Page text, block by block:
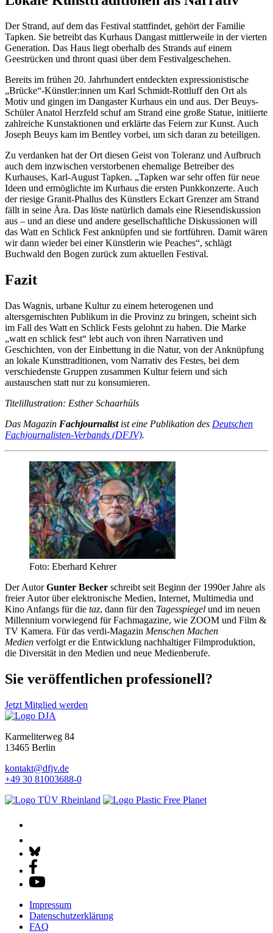
Der Strand, auf dem das Festival stattfindet, gehört der Familie
Tapken. Sie betreibt das Kurhaus Dangast mittlerweile in der vierten
Generation. Das Haus liegt oberhalb des Strands auf einem
Geestrücken und thront quasi über dem Festivalgeschehen.
Bereits im frühen 20. Jahrhundert entdeckten expressionistische
„Brücke“-Künstler:innen um Karl Schmidt-Rottluff den Ort als
Motiv und gingen im Dangaster Kurhaus ein und aus. Der Beuys-
Schüler Anatol Herzfeld schuf am Strand eine große Statue, initiierte
zahlreiche Kunstaktionen und erklärte das Feiern zur Kunst. Auch
Joseph Beuys kam im Bentley vorbei, um sich daran zu beteiligen.
Zu verdanken hat der Ort diesen Geist von Toleranz und Aufbruch
auch dem inzwischen verstorbenen ehemalige Betreiber des
Kurhauses, Karl-August Tapken. „Tapken war sehr offen für neue
Ideen und ermöglichte im Kurhaus die ersten Punkkonzerte. Auch
der riesige Granit-Phallus des Künstlers Eckart Grenzer am Strand
fällt in seine Ära. Das löste natürlich damals eine Riesendiskussion
aus – und an diese und andere gesellschaftliche Diskussionen will
das Watt en Schlick Fest anknüpfen und sie fortführen. Damit wären
wir dann wieder bei einer Künstlerin wie Peaches“, schlägt
Buchwald den Bogen zurück zum aktuellen Festival.
Fazit
Das Wagnis, urbane Kultur zu einem heterogenen und
altersgemischten Publikum in die Provinz zu bringen, scheint sich
im Fall des Watt en Schlick Fests gelohnt zu haben. Die Marke
„watt en schlick fest“ lebt auch von ihren Narrativen und
Geschichten, von der Einbettung in die Natur, von der Anknüpfung
an lokale Kunsttraditionen, vom Narrativ des Festes, bei dem
verschiedenste Gruppen zusammen Kultur feiern und sich
austauschen statt nur zu konsumieren.
Titelillustration: Esther Schaarhüls
Das Magazin Fachjournalistist eine Publikation des Deutschen
Fachjournalisten-Verbands (DFJV).
Foto: Eberhard Kehrer
Der AutorGunter Becker schreibt seit Beginn der 1990er Jahre als
freier Autor über elektronische Medien, Internet, Multimedia und
Kino Anfangs für die taz, dann für den Tagesspiegel und im neuen
Millennium vorwiegend für Fachmagazine, wie ZOOM und Film &
TV Kamera. Für das verdi-Magazin Menschen Machen
Medien verfolgt er die Entwicklung nachhaltiger Filmproduktion,
die Diversität in den Medien und neue Medienberufe.
Sie veröffentlichen professionell?
Jetzt Mitglied werden
Karmeliterweg 84
13465 Berlin
kontakt@dfjv.de
+49 30 81003688-0
Impressum
Datenschutz­erklärung
FAQ